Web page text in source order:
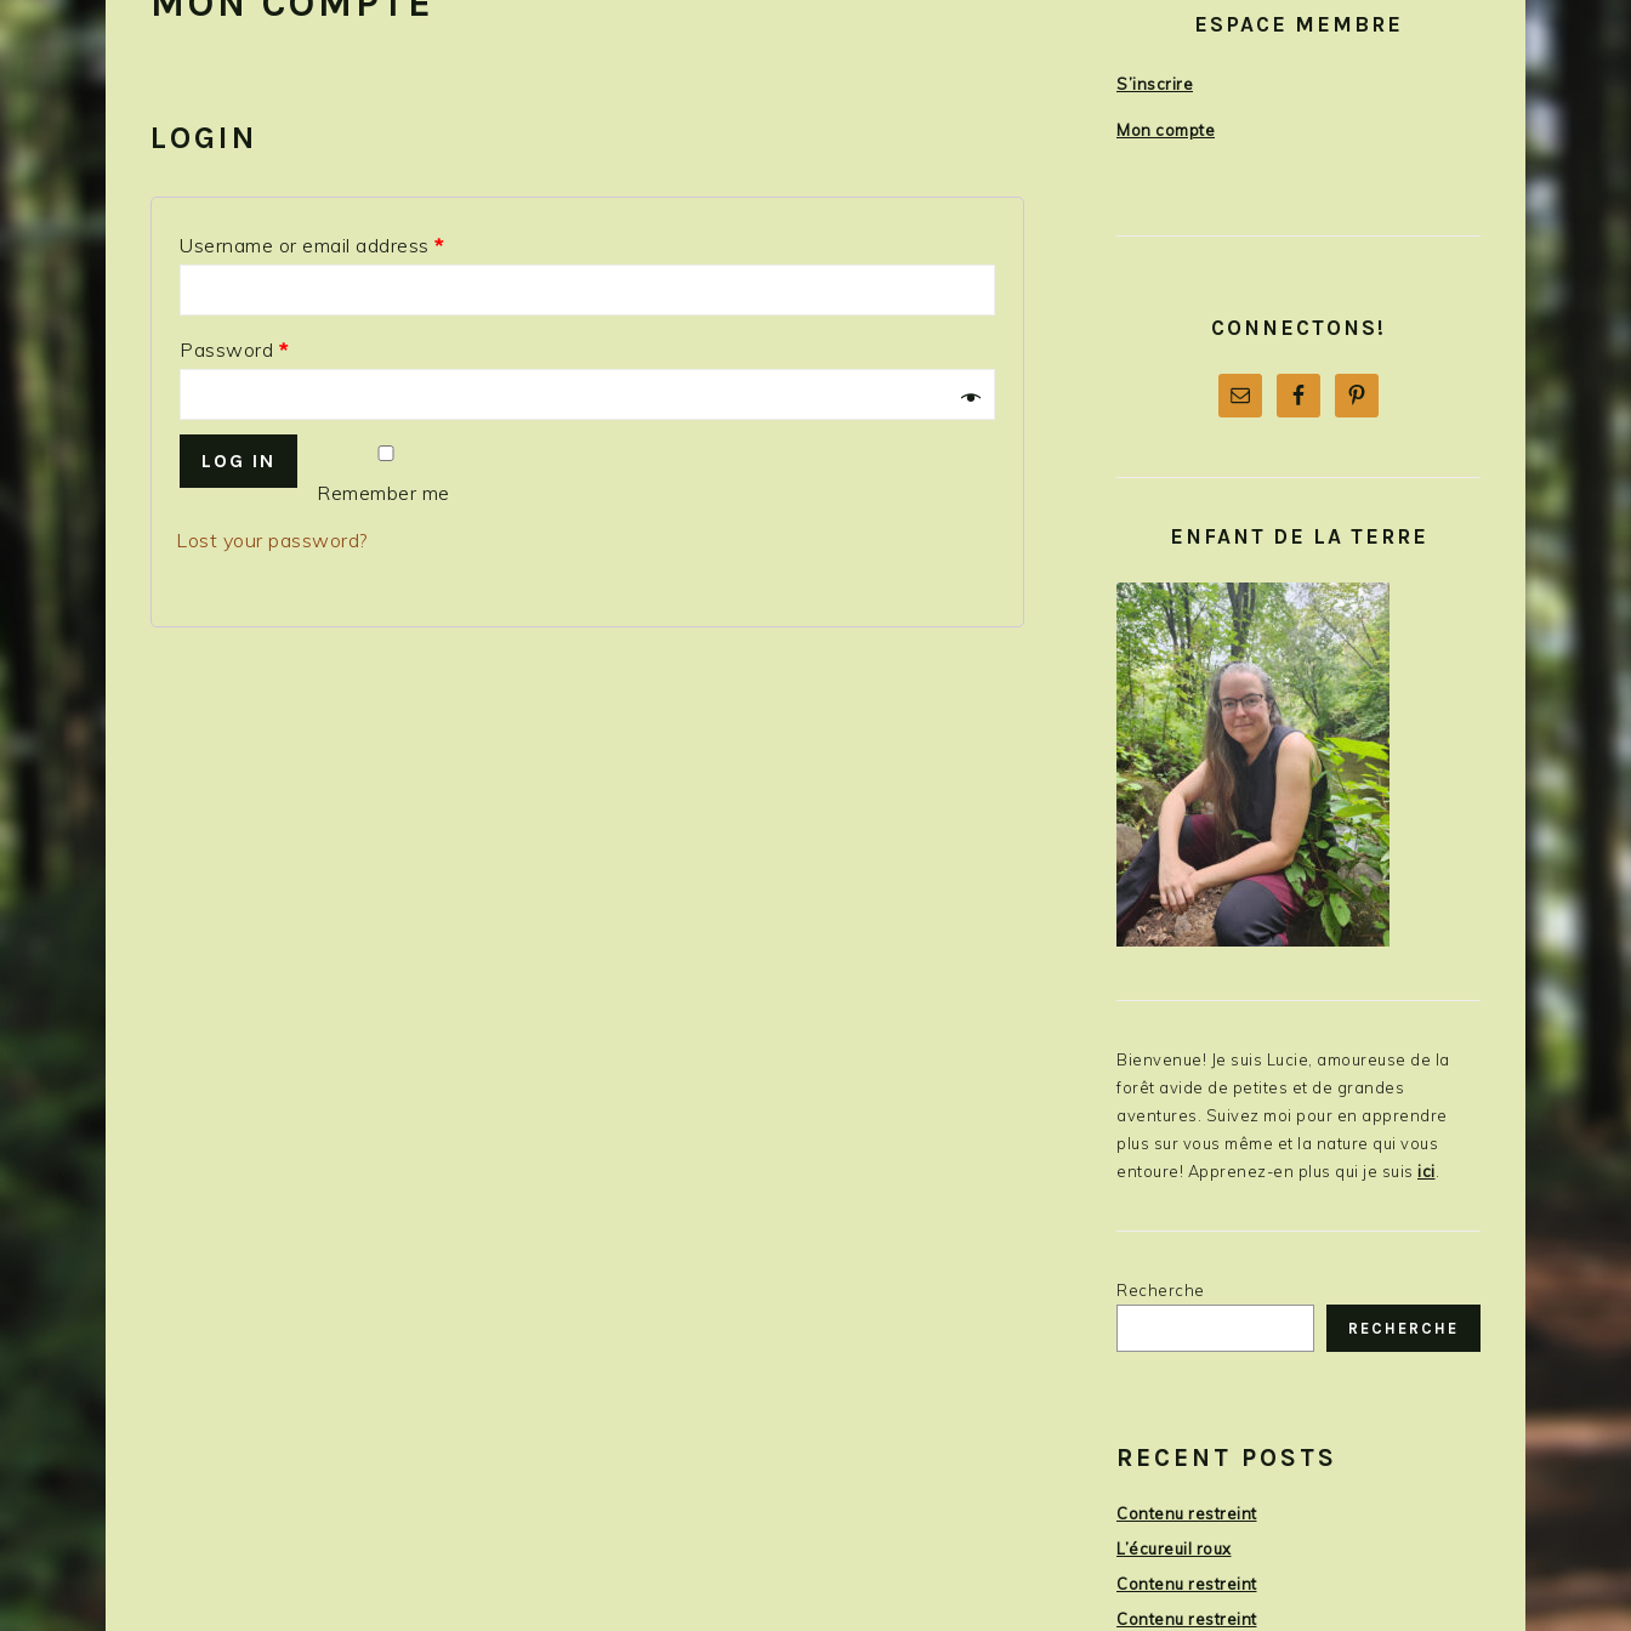
LOGIN
Username or email address *
Password *
Remember me
LOG IN
Lost your password?
SIDEBARESPACE MEMBRE
S’inscrire
Mon compte
CONNECTONS!
ENFANT DE LA TERRE
Bienvenue! Je suis Lucie, amoureuse de la
forêt avide de petites et de grandes
aventures. Suivez moi pour en apprendre
plus sur vous même et la nature qui vous
entoure! Apprenez-en plus qui je suis ici
Recherche
RECHERCHE
RECENT POSTS
Contenu restreint
L’écureuil roux
Contenu restreint
Contenu restreint